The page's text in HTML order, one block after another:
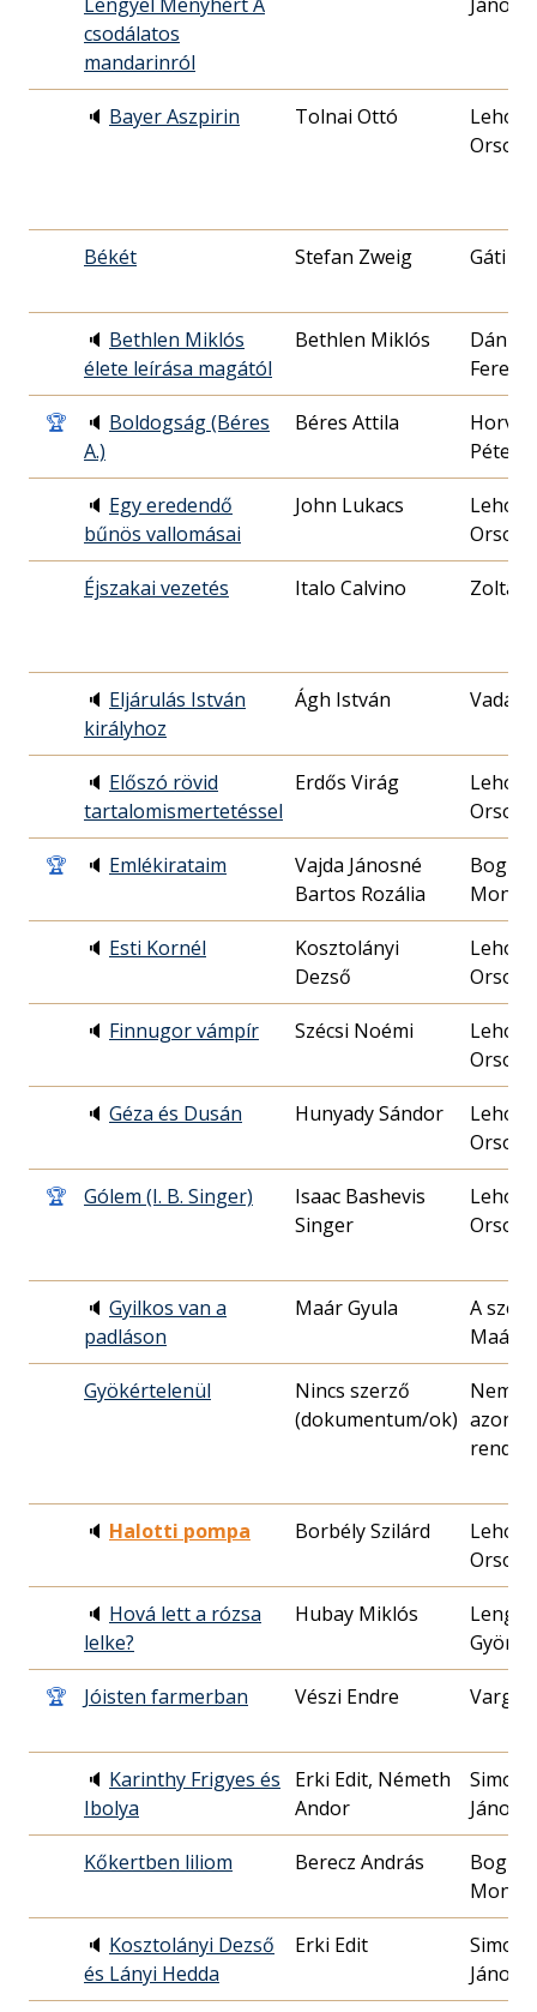
csodálatos
mandarinról
🔈 Bayer Aszpirin Tolnai Ottó
Békét Stefan Zweig Gáti
🔈 Bethlen Miklós
élete leírása magától
Bethlen Miklós
Dániel
Ferenc
🏆 🔈 Boldogság (Béres
A.)
Béres Attila
Péter
🔈 Egy eredendő
bűnös vallomásai
John Lukacs
Éjszakai vezetés Italo Calvino Zoltán
🔈 Eljárulás István
királyhoz
Ágh István
🔈 Előszó rövid
tartalomismertetéssel
Erdős Virág
🏆 🔈 Emlékirataim
Vajda Jánosné
Bartos Rozália
Bognár
Monika
🔈 Esti Kornél
Kosztolányi
Dezső
🔈 Finnugor vámpír Szécsi Noémi
🔈 Géza és Dusán Hunyady Sándor
🏆 Gólem (I. B. Singer)
Isaac Bashevis
Singer
🔈 Gyilkos van a
padláson
Maár Gyula
A
Maár
Gyökértelenül
Nincs szerző
(dokumentum/ok)
Nem
🔈 Halotti pompa Borbély Szilárd
🔈 Hová lett a rózsa
lelke?
Hubay Miklós
György
🏆 Jóisten farmerban Vészi Endre Varga
🔈 Karinthy Frigyes és
Ibolya
Erki Edit, Németh
Andor
János
Kőkertben liliom Berecz András
Bognár
Monika
🔈 Kosztolányi Dezső
és Lányi Hedda
Erki Edit
János